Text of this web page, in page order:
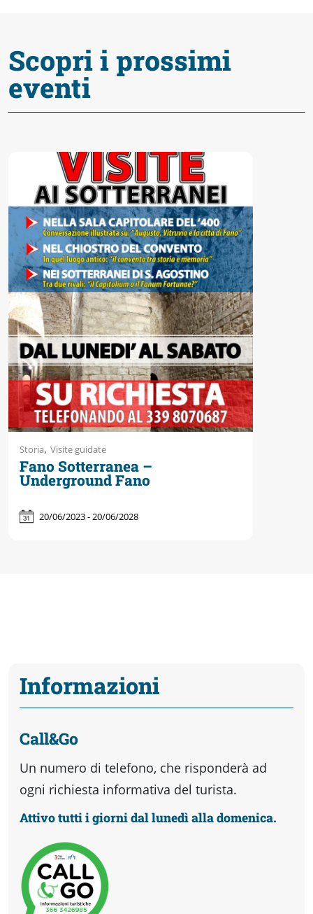
Scopri i prossimi
eventi
Storia, Visite guidate
Fano Sotterranea –
Underground Fano
20/06/2023 - 20/06/2028
Informazioni
Call&Go
Un numero di telefono, che risponderà ad
ogni richiesta informativa del turista.
Attivo tutti i giorni dal lunedì alla domenica.